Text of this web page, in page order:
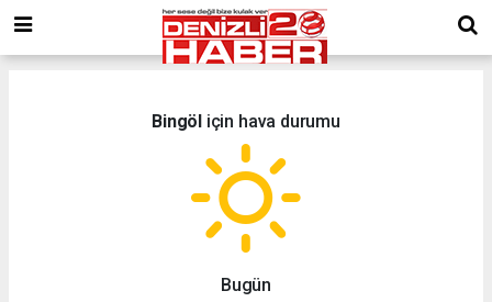
Bingöl için hava durumu
Bugün